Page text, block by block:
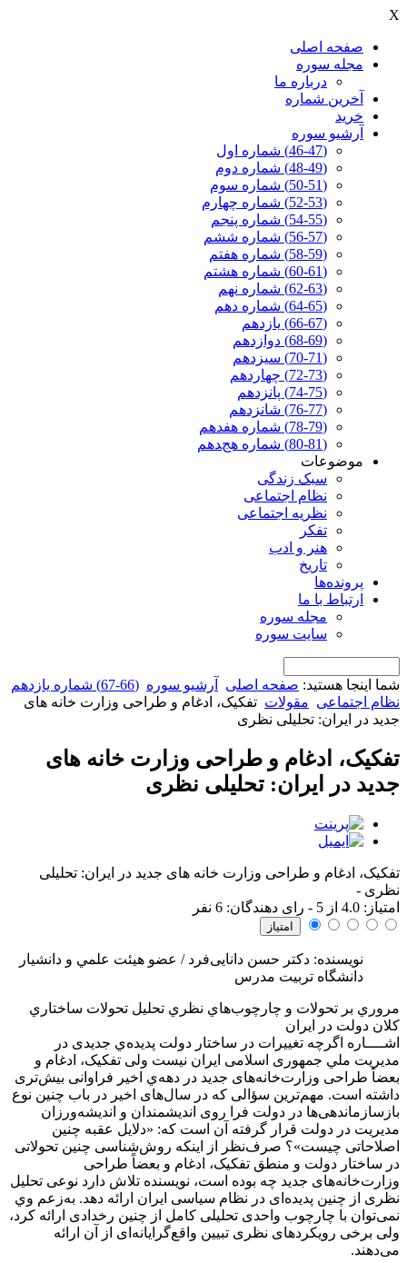
X
صفحه اصلی
مجله سوره
درباره ما
آخرين شماره
خرید
آرشیو سوره
(46-47) شماره اول
(48-49) شماره دوم
(50-51) شماره سوم
(52-53) شماره چهارم
(54-55) شماره پنجم
(56-57) شماره ششم
(58-59) شماره هفتم
(60-61) شماره هشتم
(62-63) شماره نهم
(64-65) شماره دهم
(66-67) یازدهم
(68-69) دوازدهم
(70-71) سیزدهم
(72-73) چهاردهم
(74-75) پانزدهم
(76-77) شانزدهم
(78-79) شماره هفدهم
(80-81) شماره هجدهم
موضوعات
سبک زندگی
نظام اجتماعی
نظریه اجتماعی
تفکر
هنر و ادب
تاریخ
پرونده‌ها
ارتباط با ما
مجله سوره
سایت سوره
شما اینجا هستید: صفحه اصلی آرشیو سوره (66-67) شماره یازدهم
نظام اجتماعی مقولات تفکیک، ادغام و طراحی وزارت خانه های
جدید در ایران: تحلیلی نظری
تفکیک، ادغام و طراحی وزارت خانه های
جدید در ایران: تحلیلی نظری
تفکیک، ادغام و طراحی وزارت خانه های جدید در ایران: تحلیلی
نظری -
امتياز: 4.0 از 5 - رای دهندگان: 6 نفر
نویسنده: دکتر حسن دانایی‌فرد / عضو هيئت علمي و دانشیار
دانشگاه تربیت مدرس
مروري بر تحولات و چارچوب‌هاي نظري تحليل تحولات ساختاري
کلان دولت در ايران
اشــــاره اگرچه تغییرات در ساختار دولت پدیده‌ي جدیدی در
مدیریت ملي جمهوری اسلامی ایران نیست ولی تفکیک، ادغام و
بعضاً طراحی وزارت‌خانه‌های جدید در دهه‌ي اخیر فراوانی بیش‌تری
داشته است. مهم‌ترین سؤالی که در سال‌های اخیر در باب چنین نوع
بازسازماندهی‌ها در دولت فرا روی اندیشمندان و اندیشه‌ورزان
مدیریت در دولت قرار گرفته آن است که: «دلایل عقبه چنین
اصلاحاتی چیست»؟ صرف‌نظر از اینکه روش‌شناسی چنین تحولاتی
در ساختار دولت و منطق تفکیک، ادغام و بعضاً طراحی
وزارت‌خانه‌های جدید چه بوده است، نویسنده تلاش دارد نوعی تحلیل
نظری از چنین پدیده‌ای در نظام سیاسی ایران ارائه دهد. به‌زعم وي
نمی‌توان با چارچوب واحدی تحلیلی کامل از چنین رخدادی ارائه کرد،
ولی برخی رویکردهای نظری تبیین واقع‌گرایانه‌ای از آن ارائه
می‌دهند.